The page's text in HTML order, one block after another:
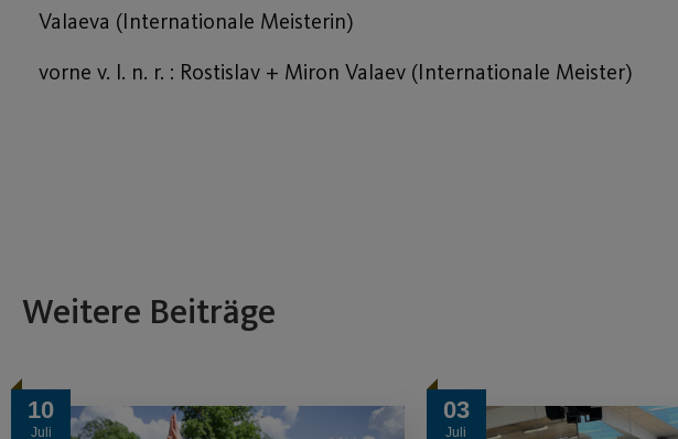
Valaeva (Internationale Meisterin)
vorne v. l. n. r. : Rostislav + Miron Valaev (Internationale Meister)
Weitere Beiträge
10
Juli
03
Juli